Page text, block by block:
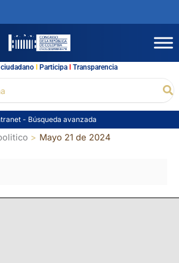
l Participal Transparencia
- Búsqueda avanzada
Mayo 21 de 2024